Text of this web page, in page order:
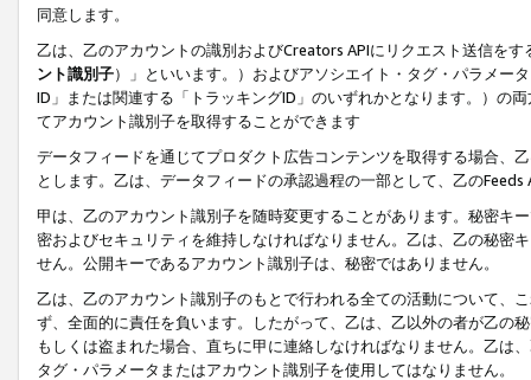
同意します。
乙は、乙のアカウントの識別およびCreators APIにリクエスト送信を
ント識別子）」といいます。）およびアソシエイト・タグ・パラメー
ID」または関連する「トラッキングID」のいずれかとなります。）の
てアカウント識別子を取得することができます
データフィードを通じてプロダクト広告コンテンツを取得する場合、
とします。乙は、データフィードの承認過程の一部として、乙の
甲は、乙のアカウント識別子を随時変更することがあります。秘密キ
密およびセキュリティを維持しなければなりません。乙は、乙の秘密
せん。公開キーであるアカウント識別子は、秘密ではありません。
乙は、乙のアカウント識別子のもとで行われる全ての活動について、
ず、全面的に責任を負います。したがって、乙は、乙以外の者が乙の
もしくは盗まれた場合、直ちに甲に連絡しなければなりません。乙は
タグ・パラメータまたはアカウント識別子を使用してはなりません。